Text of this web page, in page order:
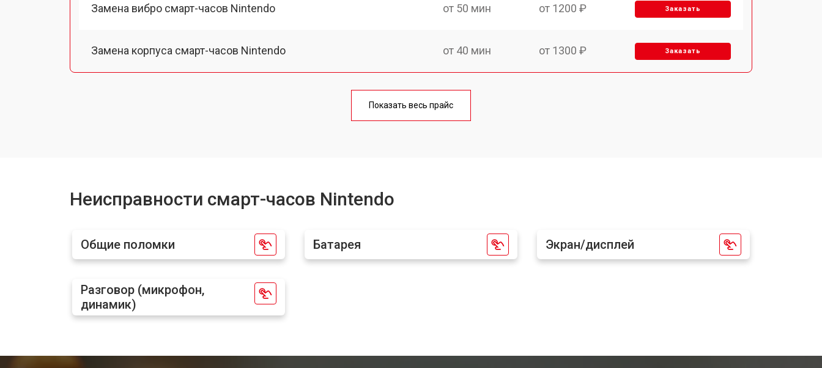
Замена вибро смарт-часов Nintendo от 50 мин от 1200 ₽ Заказать
Замена корпуса смарт-часов Nintendo от 40 мин от 1300 ₽ Заказать
от 60 мин
Замена кнопки включения от 60 мин от 1500 ₽ Заказать
Замена Wi-Fi смарт-часов Nintendo
Показать весь прайс
Неисправности смарт-часов Nintendo
Общие поломки Батарея Экран/дисплей
Разговор (микрофон,
динамик)